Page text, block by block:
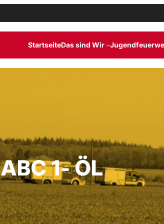
StartseiteDas sind Wir
ABC 1- ÖL